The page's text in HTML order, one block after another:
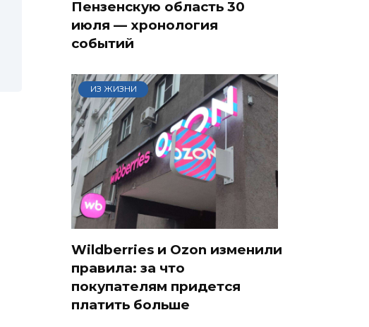
Пензенскую область 30
июля — хронология
событий
ИЗ ЖИЗНИ
Wildberries и Ozon изменили
правила: за что
покупателям придется
платить больше